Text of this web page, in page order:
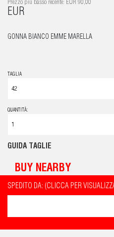
Prezzo più basso recente: EUR 90,00
EUR
GONNA BIANCO EMME MARELLA
TAGLIA
QUANTITÀ:
GUIDA TAGLIE
BUY NEARBY
SPEDITO DA: (CLICCA PER